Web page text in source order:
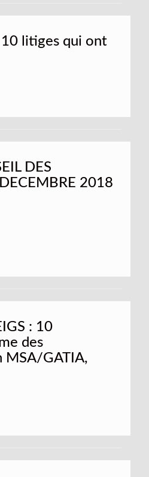
litiges qui ont
DES
2018
: 10
des
MSA/GATIA,